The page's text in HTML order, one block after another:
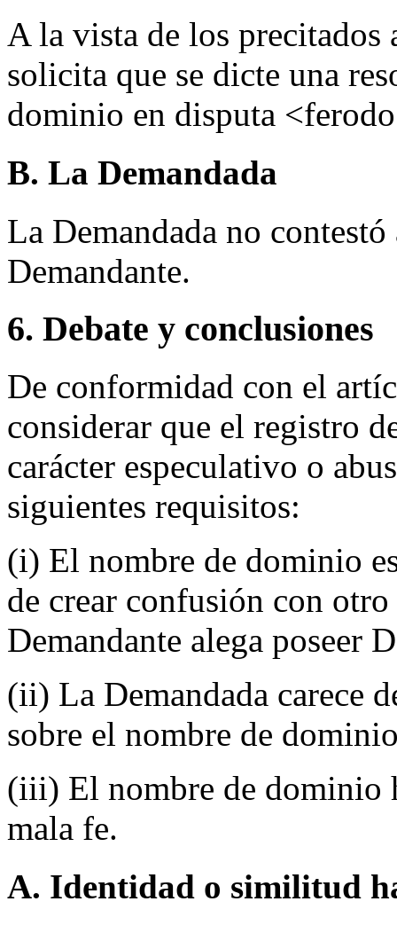
A la vista de los precitados
solicita que se dicte una
dominio en disputa
B. La Demandada
La Demandada no
Demandante.
6. Debate y conclusiones
De conformidad con el
considerar que el registro
carácter especulativo o
siguientes requisitos:
(i) El nombre de dominio
de crear confusión con
Demandante alega poseer
(ii) La Demandada carece
sobre el nombre de
(iii) El nombre de dominio
mala fe.
A. Identidad o similitud